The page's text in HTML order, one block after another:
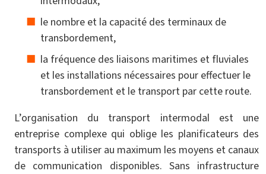
le nombre et la capacité des terminaux de
transbordement,
la fréquence des liaisons maritimes et fluviales
et les installations nécessaires pour effectuer le
transbordement et le transport par cette route.
L’organisation du transport intermodal est une
entreprise complexe qui oblige les planificateurs des
transports à utiliser au maximum les moyens et canaux
de communication disponibles. Sans infrastructure